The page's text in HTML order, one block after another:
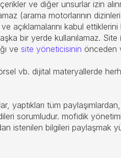
ve diğer unsurlar izin
(arama motorlarının dizinleri
açıklamalarını kabul
bir yerde kullanılamaz.
ve site yöneticisinin önceden
vb. dijital materyallerde
yaptıkları tüm
sorumludur. mofidik
istenilen bilgileri paylaşmak